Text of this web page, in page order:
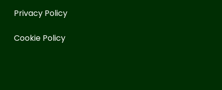
Privacy Policy
Cookie Policy